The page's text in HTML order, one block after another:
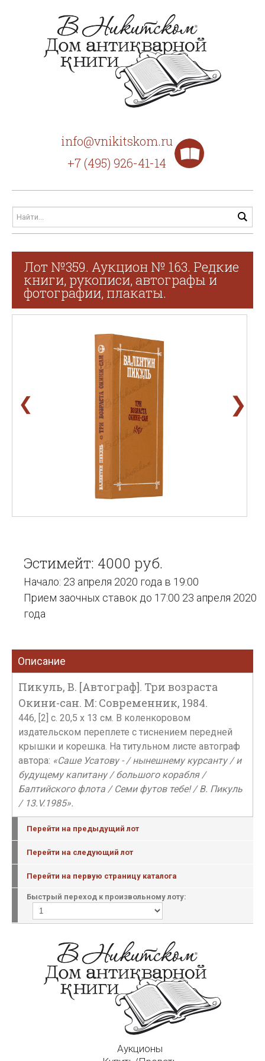
info@vnikitskom.ru
+7 (495) 926-41-14
Лот №359. Аукцион № 163. Редкие
книги, рукописи, автографы и
фотографии, плакаты.
❮ ❯
Эстимейт: 4000 руб.
Начало: 23 апреля 2020 года в 19:00
Прием заочных ставок до 17:00 23 апреля 2020
года
Описание
Пикуль, В. [Автограф]. Три возраста
Окини-сан. М: Современник, 1984.
446, [2] с. 20,5 х 13 см. В коленкоровом
издательском переплете с тиснением передней
крышки и корешка. На титульном листе автограф
автора: «Саше Усатову - / нынешнему курсанту / и
будущему капитану / большого корабля /
Балтийского флота / Семи футов тебе! / В. Пикуль
/ 13.V.1985».
Перейти на предыдущий лот
Перейти на следующий лот
Перейти на первую страницу каталога
Быстрый переход к произвольному лоту:
Аукционы